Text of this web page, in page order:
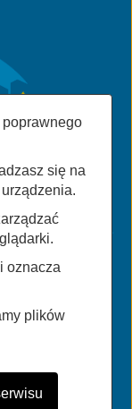
w
się na
oznacza
plików